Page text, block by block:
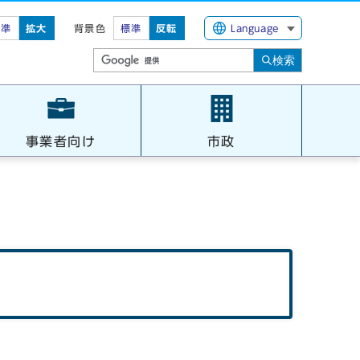
拡大 背景色 標準 反転 Language
検索
事業者向け 市政